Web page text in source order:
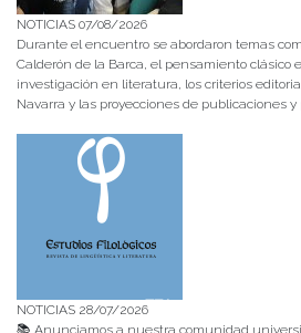
NOTICIAS 07/08/2026
Durante el encuentro se abordaron temas
Calderón de la Barca, el pensamiento clásico
investigación en literatura, los criterios
Navarra y las proyecciones de publicaciones
NOTICIAS 28/07/2026
📚 Anunciamos a nuestra comunidad